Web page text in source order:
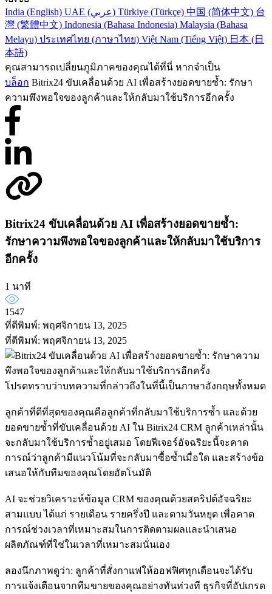
India (English)
UAE (عربي) Türkiye (Türkçe) 中国 (简体中文) 台
灣 (繁體中文) Indonesia (Bahasa Indonesia) Malaysia (Bahasa
Melayu) ประเทศไทย (ภาษาไทย) Việt Nam (Tiếng Việt) 日本 (日
本語)
คุณสามารถเปลี่ยนภูมิภาคของคุณได้ที่นี่ หากจำเป็น
บล็อก Bitrix24 ขับเคลื่อนด้วย AI เพื่อสร้างยอดขายซ้ำ: รักษา
ความพึงพอใจของลูกค้าและให้กลับมาใช้บริการอีกครั้ง
Bitrix24 ขับเคลื่อนด้วย AI เพื่อสร้างยอดขายซ้ำ:
รักษาความพึงพอใจของลูกค้าและให้กลับมาใช้บริการ
อีกครั้ง
1 นาที
1547
ที่ตีพิมพ์: พฤศจิกายน 13, 2025
ที่ตีพิมพ์: พฤศจิกายน 13, 2025
โปรดทราบว่าบทความที่กล่าวถึงในที่นี้เป็นภาษาอังกฤษทั้งหมด
ลูกค้าที่ดีที่สุดของคุณคือลูกค้าที่กลับมาใช้บริการซ้ำ และด้วย
ยอดขายซ้ำที่ขับเคลื่อนด้วย AI ใน Bitrix24 CRM ลูกค้าเหล่านั้น
จะกลับมาใช้บริการซ้ำอยู่เสมอ โดยฟีเจอร์อัจฉริยะนี้จะคาด
การณ์ว่าลูกค้ามีแนวโน้มที่จะกลับมาซื้อซ้ำเมื่อใด และสร้างข้อ
เสนอให้กับทีมของคุณโดยอัตโนมัติ
AI จะช่วยวิเคราะห์ข้อมูล CRM ของคุณด้วยสคริปต์อัจฉริยะ
สามแบบ ได้แก่ รายเดือน รายครึ่งปี และตามวันหยุด เพื่อคาด
การณ์ช่วงเวลาที่เหมาะสมในการติดตามผลและนำเสนอ
ผลิตภัณฑ์ที่ใช่ในเวลาที่เหมาะสมนั่นเอง
ลองนึกภาพดูว่า: ลูกค้าที่สั่งกาแฟให้ออฟฟิศทุกเดือนจะได้รับ
การแจ้งเตือนจากทีมขายของคุณอย่างทันท่วงที ธุรกิจที่อัปเกรด